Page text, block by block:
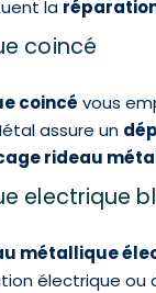
la
coincé
coincé vous
assure un
rideau
electrique
métallique
électrique ou